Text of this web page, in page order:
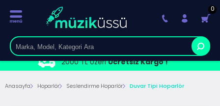
2000 TL ÜzeriÜcretsiz Kargo !
0
Anasayfa Hoparlör Seslendirme Hoparlör Duvar Tipi Hoparlör